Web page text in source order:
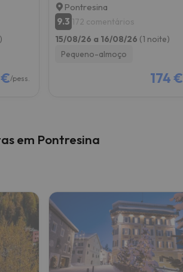
/pess.
Pontresina
9.3 172 comentários
15/08/26 a 16/08/26 (1 noite)
Pequeno-almoço
174 €
em Pontresina